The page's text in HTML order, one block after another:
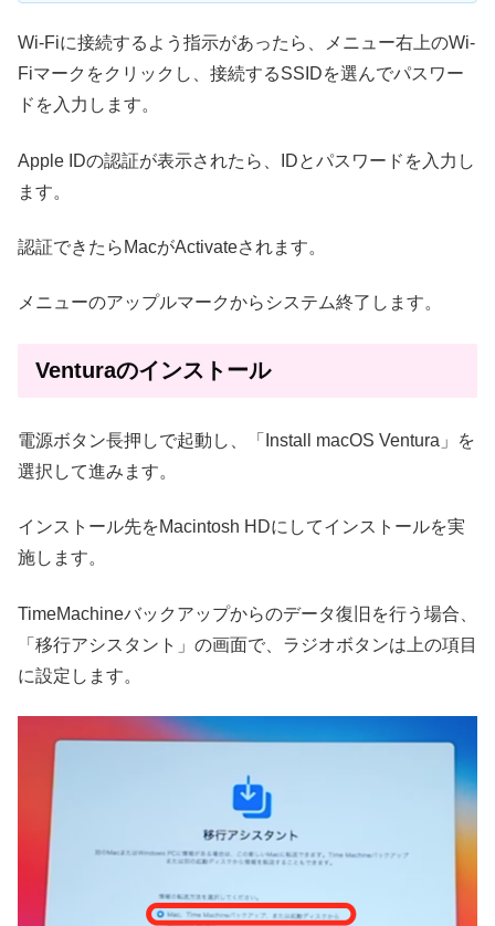
Wi-Fiに接続するよう指示があったら、メニュー右上のWi-
Fiマークをクリックし、接続するSSIDを選んでパスワー
ドを入力します。
Apple IDの認証が表示されたら、IDとパスワードを入力し
ます。
認証できたらMacがActivateされます。
メニューのアップルマークからシステム終了します。
Venturaのインストール
電源ボタン長押しで起動し、「Install macOS Ventura」を
選択して進みます。
インストール先をMacintosh HDにしてインストールを実
施します。
TimeMachineバックアップからのデータ復旧を行う場合、
「移行アシスタント」の画面で、ラジオボタンは上の項目
に設定します。